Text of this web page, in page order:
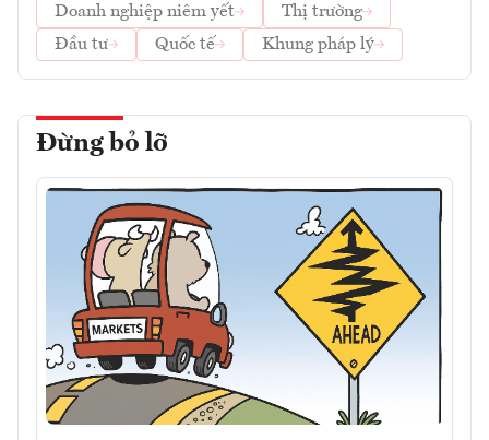
Doanh nghiệp niêm yết
Thị trường
Đầu tư
Quốc tế Khung pháp lý
Đừng bỏ lỡ